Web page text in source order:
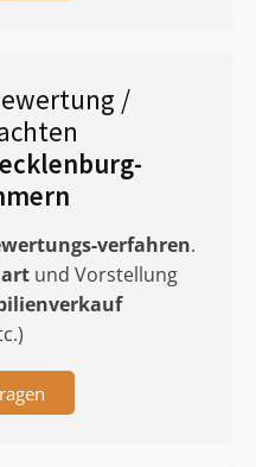
/
verfahren.
und Vorstellung